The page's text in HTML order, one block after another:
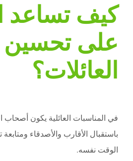
كيف تساعد
على تحسين
العائلات؟
في المناسبات العائلية يكون
باستقبال الأقارب والأصدقاء
الوقت نفسه.